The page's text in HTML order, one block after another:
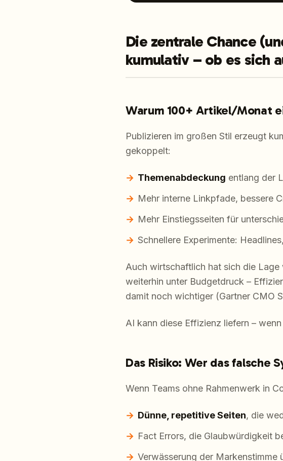
Die zentrale Chance
kumulativ – ob es sich
Warum 100+ Artikel/Monat
Publizieren im großen Stil erzeugt
gekoppelt:
Themenabdeckung entlang der
Mehr interne Linkpfade, bessere
Mehr Einstiegsseiten für
Schnellere Experimente:
Auch wirtschaftlich hat sich die Lage
weiterhin unter Budgetdruck –
damit noch wichtiger (Gartner CMO
AI kann diese Effizienz liefern –
Das Risiko: Wer das falsche
Wenn Teams ohne Rahmenwerk in
Dünne, repetitive Seiten, die
Fact Errors, die Glaubwürdigkeit
Verwässerung der